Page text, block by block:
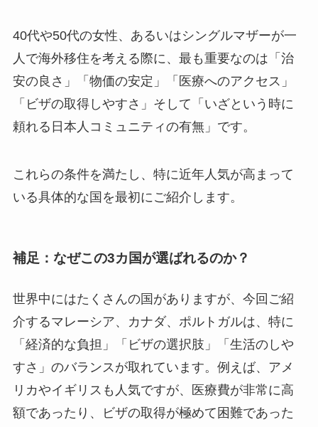
40代や50代の女性、あるいはシングルマザーが一
人で海外移住を考える際に、最も重要なのは「治
安の良さ」「物価の安定」「医療へのアクセス」
「ビザの取得しやすさ」そして「いざという時に
頼れる日本人コミュニティの有無」です。
これらの条件を満たし、特に近年人気が高まって
いる具体的な国を最初にご紹介します。
補足：なぜこの3カ国が選ばれるのか？
世界中にはたくさんの国がありますが、今回ご紹
介するマレーシア、カナダ、ポルトガルは、特に
「経済的な負担」「ビザの選択肢」「生活のしや
すさ」のバランスが取れています。例えば、アメ
リカやイギリスも人気ですが、医療費が非常に高
額であったり、ビザの取得が極めて困難であった